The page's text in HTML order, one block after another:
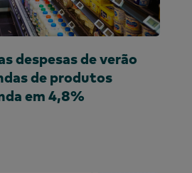
despesas de verão
de produtos
em 4,8%